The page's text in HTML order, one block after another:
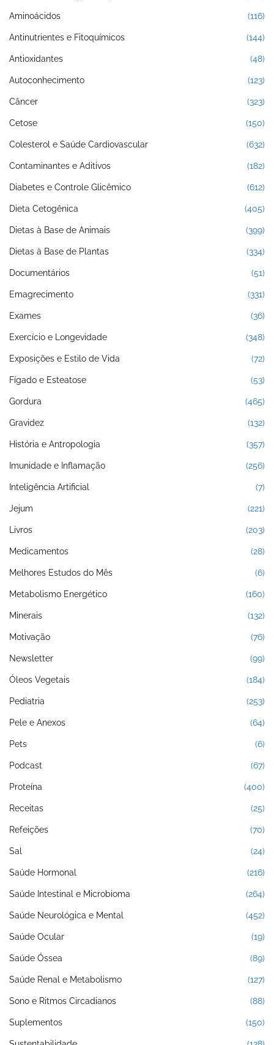
Aminoácidos (116)
Antinutrientes e Fitoquímicos (144)
Antioxidantes (48)
Autoconhecimento (123)
Câncer (323)
Cetose (150)
Colesterol e Saúde Cardiovascular (632)
Contaminantes e Aditivos (182)
Diabetes e Controle Glicêmico (612)
Dieta Cetogênica (405)
Dietas à Base de Animais (399)
Dietas à Base de Plantas (334)
Documentários (51)
Emagrecimento (331)
Exames (36)
Exercício e Longevidade (348)
Exposições e Estilo de Vida (72)
Fígado e Esteatose (53)
Gordura (465)
Gravidez (132)
História e Antropologia (357)
Imunidade e Inflamação (256)
Inteligência Artificial (7)
Jejum (221)
Livros (203)
Medicamentos (28)
Melhores Estudos do Mês (6)
Metabolismo Energético (160)
Minerais (132)
Motivação (76)
Newsletter (99)
Óleos Vegetais (184)
Pediatria (253)
Pele e Anexos (64)
Pets (6)
Podcast (67)
Proteína (400)
Receitas (25)
Refeições (70)
Sal (24)
Saúde Hormonal (216)
Saúde Intestinal e Microbioma (264)
Saúde Neurológica e Mental (452)
Saúde Ocular (19)
Saúde Óssea (89)
Saúde Renal e Metabolismo (127)
Sono e Ritmos Circadianos (88)
Suplementos (150)